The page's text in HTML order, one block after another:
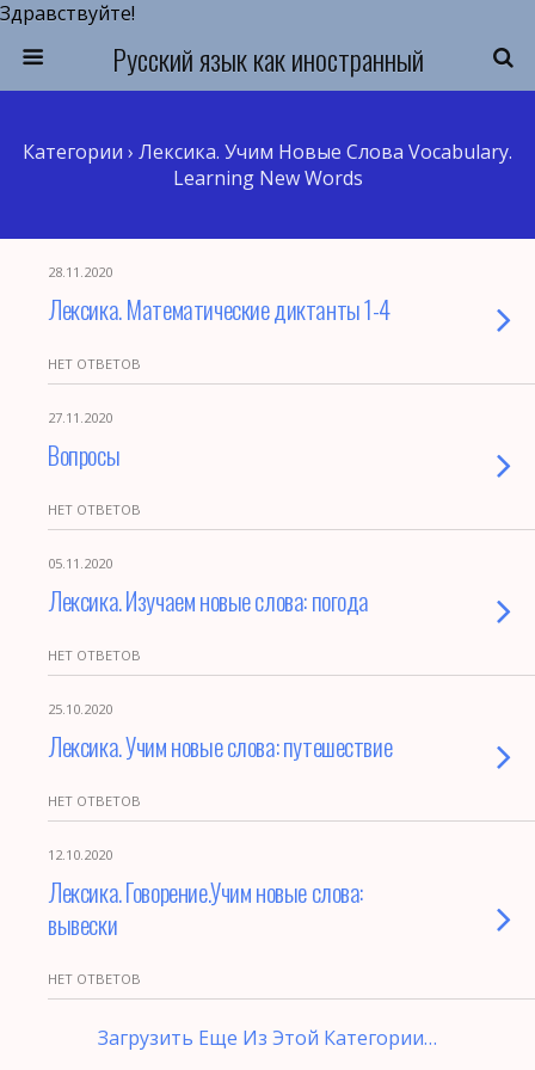
Здравствуйте!
Русский язык как иностранный
Категории › Лексика. Учим Новые Слова Vocabulary.
Learning New Words
28.11.2020
Лексика. Математические диктанты 1-4
НЕТ ОТВЕТОВ
27.11.2020
Вопросы
НЕТ ОТВЕТОВ
05.11.2020
Лексика. Изучаем новые слова: погода
НЕТ ОТВЕТОВ
25.10.2020
Лексика. Учим новые слова: путешествие
НЕТ ОТВЕТОВ
12.10.2020
Лексика. Говорение.Учим новые слова:
вывески
НЕТ ОТВЕТОВ
Загрузить Еще Из Этой Категории…